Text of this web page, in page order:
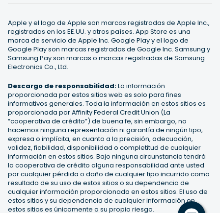
Apple y el logo de Apple son marcas registradas de Apple Inc.,
registradas en los EE.UU. y otros países. App Store es una
marca de servicio de Apple Inc. Google Play y el logo de
Google Play son marcas registradas de Google Inc. Samsung y
Samsung Pay son marcas o marcas registradas de Samsung
Electronics Co., Ltd.
Descargo de responsabilidad:La información
proporcionada por estos sitios web es solo para fines
informativos generales. Toda la información en estos sitios es
proporcionada por Affinity Federal Credit Union (La
“cooperativa de crédito”) de buena fe, sin embargo, no
hacemos ninguna representación ni garantía de ningún tipo,
expresa o implícita, en cuanto a la precisión, adecuación,
validez, fiabilidad, disponibilidad o completitud de cualquier
información en estos sitios. Bajo ninguna circunstancia tendrá
la cooperativa de crédito alguna responsabilidad ante usted
por cualquier pérdida o daño de cualquier tipo incurrido como
resultado de su uso de estos sitios o su dependencia de
cualquier información proporcionada en estos sitios. El uso de
estos sitios y su dependencia de cualquier información en
estos sitios es únicamente a su propio riesgo.